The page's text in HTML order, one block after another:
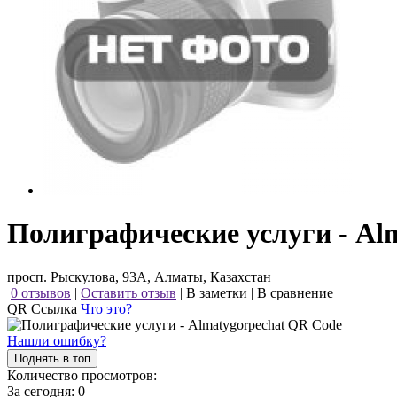
Полиграфические услуги -
просп. Рыскулова, 93А, Алматы, Казахстан
0 отзывов | Оставить отзыв | В заметки | В сравнение
QR Ссылка Что это?
Нашли ошибку?
Поднять в топ
Количество просмотров:
За сегодня: 0